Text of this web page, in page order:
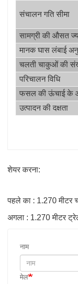
संचालन गति सीमा
सामग्री की औसत
मानक घास लंबाई
चलती चाकुओं की
परिचालन विधि
फसल की ऊंचाई के
उत्पादन की दक्षता
शेयर करना:
पहले का : 1.270 मीटर
अगला : 1.270 मीटर
नाम
मेल